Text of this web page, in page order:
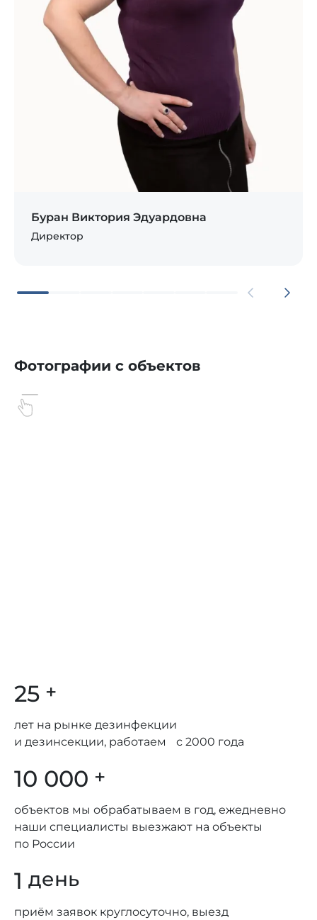
Буран Виктория Эдуардовна
Директор
Фотографии с объектов
25 +
лет на рынке дезинфекции
и дезинсекции, работаем с 2000 года
10 000 +
объектов мы обрабатываем в год, ежедневно
наши специалисты выезжают на объекты
по России
1 день
приём заявок круглосуточно, выезд